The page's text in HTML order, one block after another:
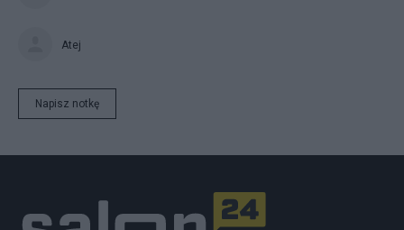
Atej
Napisz notkę